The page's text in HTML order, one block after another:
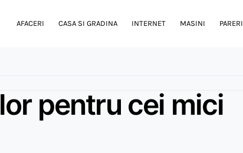
AFACERI CASA SI GRADINA INTERNET MASINI PARERI
pentru cei mici